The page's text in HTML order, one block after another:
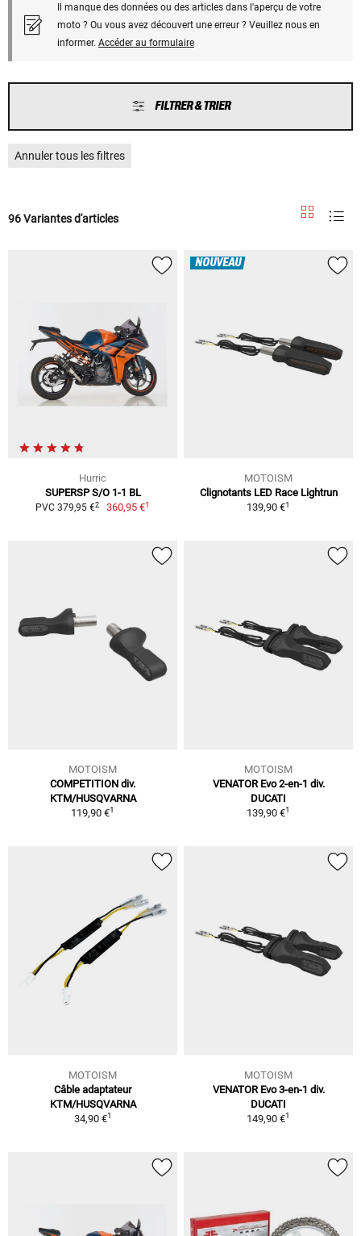
Il manque des données ou des articles dans l'aperçu de votre
moto ? Ou vous avez découvert une erreur ? Veuillez nous en
informer. Accéder au formulaire
FILTRER & TRIER
Annuler tous les filtres
96 Variantes d'articles
Hurric
SUPERSP S/O 1-1 BL
PVC 379,95 €2 360,95 €1
NOUVEAU
MOTOISM
Clignotants LED Race Lightrun
139,90 €1
MOTOISM
COMPETITION div.
KTM/HUSQVARNA
119,90 €1
MOTOISM
VENATOR Evo 2-en-1 div.
DUCATI
139,90 €1
MOTOISM
Câble adaptateur
KTM/HUSQVARNA
34,90 €1
MOTOISM
VENATOR Evo 3-en-1 div.
DUCATI
149,90 €1